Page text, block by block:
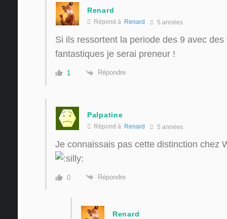
Renard
Répond à Renard 5 années
Si ils ressortent la periode des 9 avec des
fantastiques je serai preneur !
1 Répondre
Palpatine
Répond à Renard 5 années
Je connaissais pas cette distinction chez
0 Répondre
Renard